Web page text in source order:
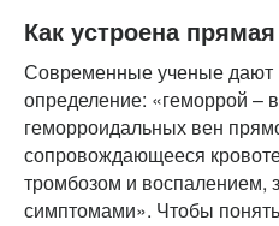
Как устроена
Современные ученые дают
определение: «геморрой –
геморроидальных вен
сопровождающееся
тромбозом и воспалением,
симптомами». Чтобы